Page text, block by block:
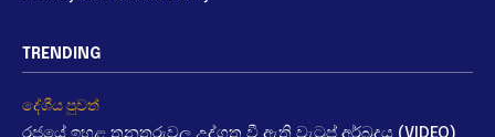
TRENDING
දේශීය පුවත්